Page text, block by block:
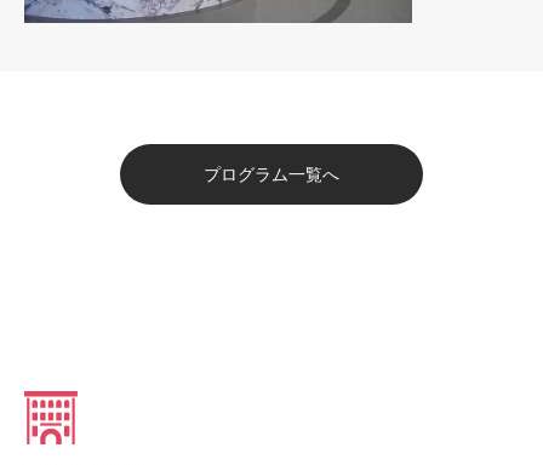
プログラム一覧へ